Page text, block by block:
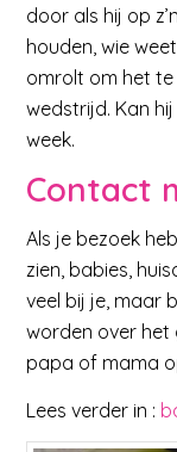
door als hij op
houden, wie
omrolt om het te
wedstrijd. Kan
week.
Contact
Als je bezoek
zien, babies,
veel bij je, maar
worden over het
papa of mama
Lees verder in :